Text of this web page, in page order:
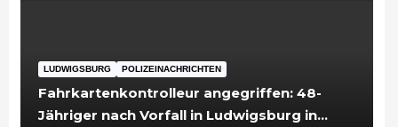
LUDWIGSBURG POLIZEINACHRICHTEN
Fahrkartenkontrolleur angegriffen: 48-
Jähriger nach Vorfall in Ludwigsburg in